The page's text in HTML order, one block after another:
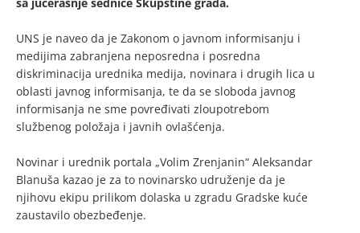
UNS je naveo da je Zakonom o javnom informisanju i
medijima zabranjena neposredna i posredna
diskriminacija urednika medija, novinara i drugih lica u
oblasti javnog informisanja, te da se sloboda javnog
informisanja ne sme povređivati zloupotrebom
službenog položaja i javnih ovlašćenja.
Novinar i urednik portala „Volim Zrenjanin“ Aleksandar
Blanuša kazao je za to novinarsko udruženje da je
njihovu ekipu prilikom dolaska u zgradu Gradske kuće
zaustavilo obezbeđenje.